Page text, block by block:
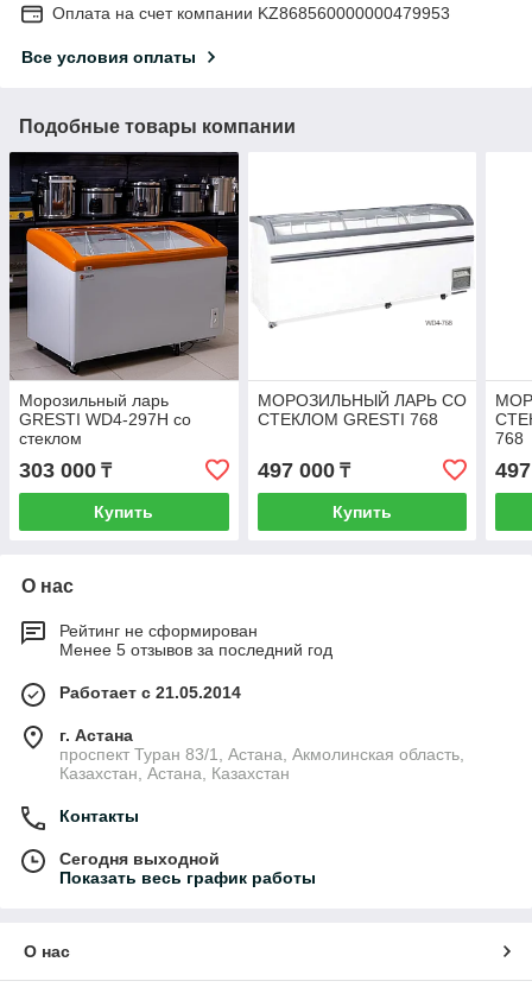
Оплата на счет компании KZ868560000000479953
Все условия оплаты
Подобные товары компании
Морозильный ларь
GRESTI WD4-297H со
стеклом
303 000 ₸
Купить
МОРОЗИЛЬНЫЙ ЛАРЬ СО
СТЕКЛОМ GRESTI 768
497 000₸
Купить
768
О нас
Рейтинг не сформирован
Менее 5 отзывов за последний год
Работает с 21.05.2014
г. Астана
проспект Туран 83/1, Астана, Акмолинская область,
Казахстан, Астана, Казахстан
Контакты
Сегодня выходной
Показать весь график работы
О нас